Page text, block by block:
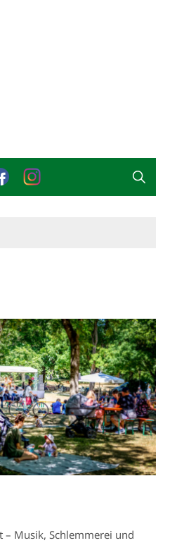
– Musik, Schlemmerei und